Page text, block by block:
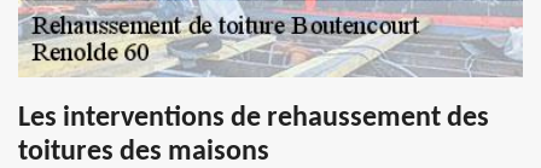
Les interventions de rehaussement des
toitures des maisons